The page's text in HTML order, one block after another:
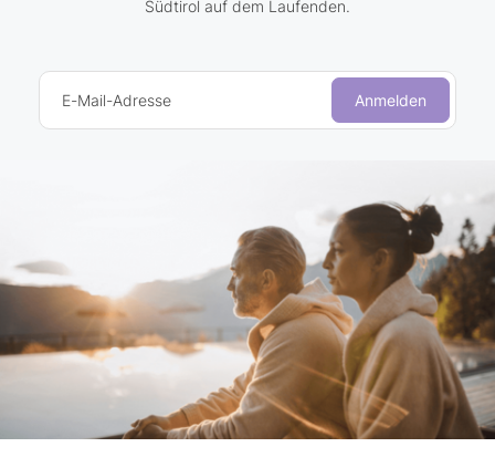
Südtirol auf dem Laufenden.
E-Mail-Adresse Anmelden